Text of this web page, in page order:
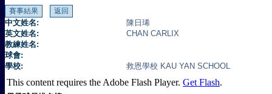
中文姓名:
陳日琋
英文姓名:
CHAN CARLIX
教練姓名:
球會:
學校:
救恩學校 KAU YAN SCHOOL
This content requires the Adobe Flash Player. Get Flash.